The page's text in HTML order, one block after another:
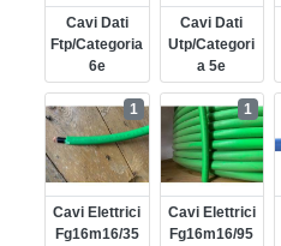
Cavi Dati
Ftp/categoria
6e
Cavi Dati
Utp/categori
A 5e
Cavi Elettrici
Fg16m16/35
1
Cavi Elettrici
Fg16m16/95
1